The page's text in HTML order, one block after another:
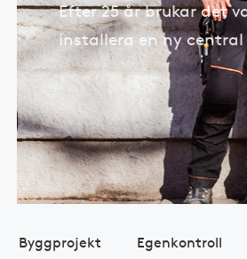
Efter 25 år brukar det
installera en ny
Bygg­projekt Egen­kontroll